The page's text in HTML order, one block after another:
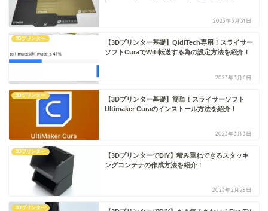
2023年3月31日
3Dプリンター
【3Dプリンター基礎】QidiTech専用！スライサー
ソフトCuraでWifi転送する為の設定方法を紹介！
2023年3月6日
3Dプリンター
【3Dプリンター基礎】簡単！スライサーソフト
Ultimaker Curaのインストール方法を紹介！
2023年3月3日
3Dプリンター
【3DプリンターでDIY】積み重ねできるスタッキ
ングコンテナの作成方法を紹介！
2023年2月28日
3Dプリンター